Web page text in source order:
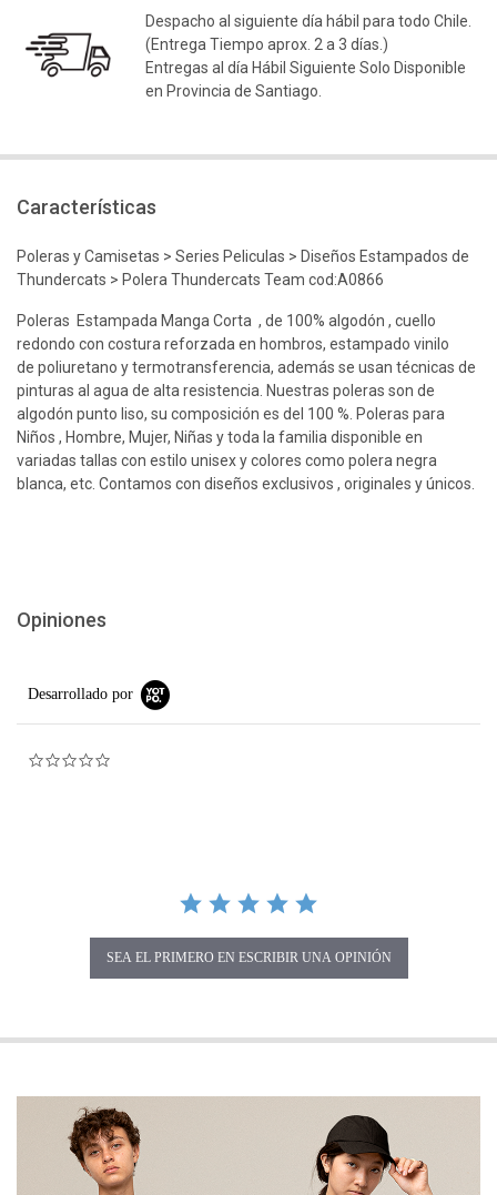
Despacho al siguiente día hábil para todo Chile.
(Entrega Tiempo aprox. 2 a 3 días.)
Entregas al día Hábil Siguiente Solo Disponible
en Provincia de Santiago.
Características
Poleras y Camisetas > Series Peliculas > Diseños Estampados de
Thundercats > Polera Thundercats Team cod:A0866
Poleras Estampada Manga Corta , de 100% algodón , cuello
redondo con costura reforzada en hombros, estampado vinilo
de poliuretano y termotransferencia, además se usan técnicas de
pinturas al agua de alta resistencia. Nuestras poleras son de
algodón punto liso, su composición es del 100 %. Poleras para
Niños , Hombre, Mujer, Niñas y toda la familia disponible en
variadas tallas con estilo unisex y colores como polera negra
blanca, etc. Contamos con diseños exclusivos , originales y únicos.
Opiniones
Desarrollado por
SEA EL PRIMERO EN ESCRIBIR UNA OPINIÓN